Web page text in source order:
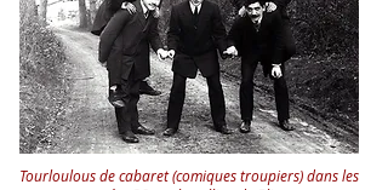
Tourloulous de cabaret (comiques troupiers) dans les